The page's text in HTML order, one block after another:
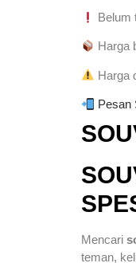
Belum
Harga
Harga
Pesan
Mencari
teman,